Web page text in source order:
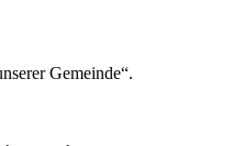
Gemeinde“.